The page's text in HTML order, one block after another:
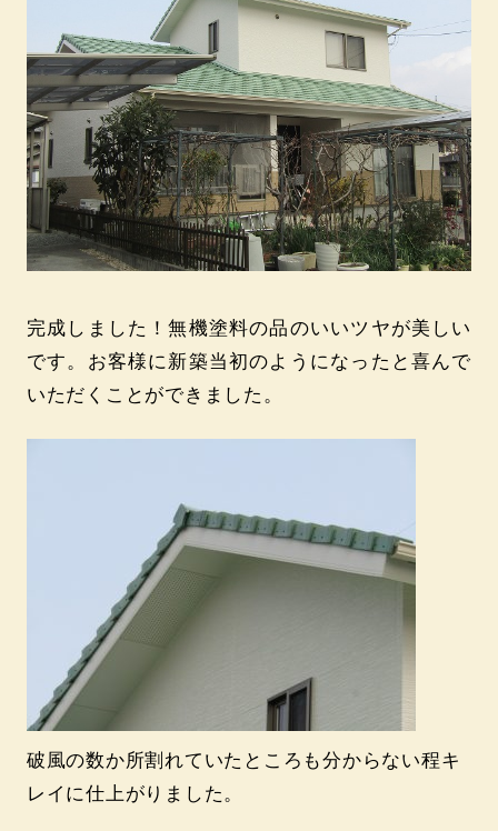
完成しました！無機塗料の品のいいツヤが美しい
です。お客様に新築当初のようになったと喜んで
いただくことができました。
破風の数か所割れていたところも分からない程キ
レイに仕上がりました。